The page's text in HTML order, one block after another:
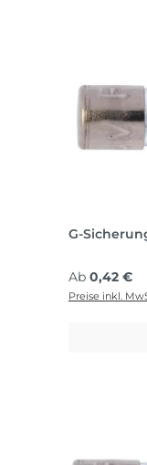
G-
Regulärer
Ab 0,42 €
Preise inkl.